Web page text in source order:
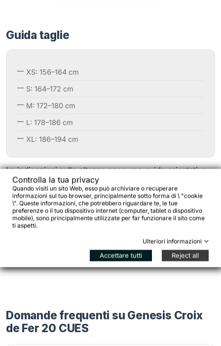
Guida taglie
XS: 156–164 cm
S: 164–172 cm
M: 172–180 cm
L: 178–186 cm
XL: 186–194 cm
Le indicazioni sulle altezze sono una guida orientativa
basata solo sulla statura. Possiamo aiutarti a
interpretare geometria e impostazione per scegliere una
configurazione coerente con il tuo utilizzo:
info@bikejamming.it.
Per una consulenza sulla taglia, inviaci altezza +
cavallo: risposta entro 24 ore.
Domande frequenti su Genesis Croix
de Fer 20 CUES
Controlla la tua privacy
Quando visiti un sito Web, esso può archiviare o recuperare
informazioni sul tuo browser, principalmente sotto forma di \ "cookie
\". Queste informazioni, che potrebbero riguardare te, le tue
preferenze o il tuo dispositivo internet (computer, tablet o dispositivo
mobile), sono principalmente utilizzate per far funzionare il sito come
ti aspetti.
Ulteriori informazioni
Accettare tutti Reject all